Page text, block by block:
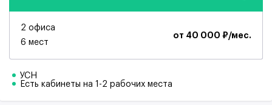
2 офиса
6 мест
от 40 000 ₽/мес.
УСН
Есть кабинеты на 1-2 рабочих места